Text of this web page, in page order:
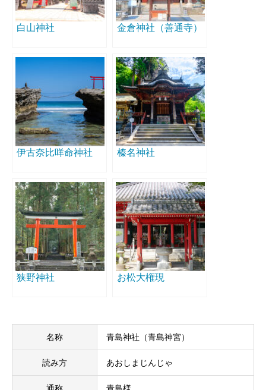
白山神社 金倉神社（善通寺）
伊古奈比咩命神社 榛名神社
狭野神社 お松大権現
名称 青島神社（青島神宮）
読み方 あおしまじんじゃ
通称 青島様